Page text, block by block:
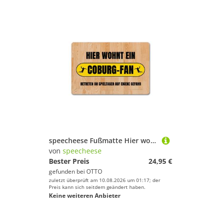
speecheese Fußmatte Hier wohnt ein Coburg Fan Fußmatte in 40x60 cm ohne Rand mit Motiv
von speecheese
Bester Preis
24,95 €
gefunden bei OTTO
zuletzt überprüft am 10.08.2026 um 01:17; der
Preis kann sich seitdem geändert haben.
Keine weiteren Anbieter